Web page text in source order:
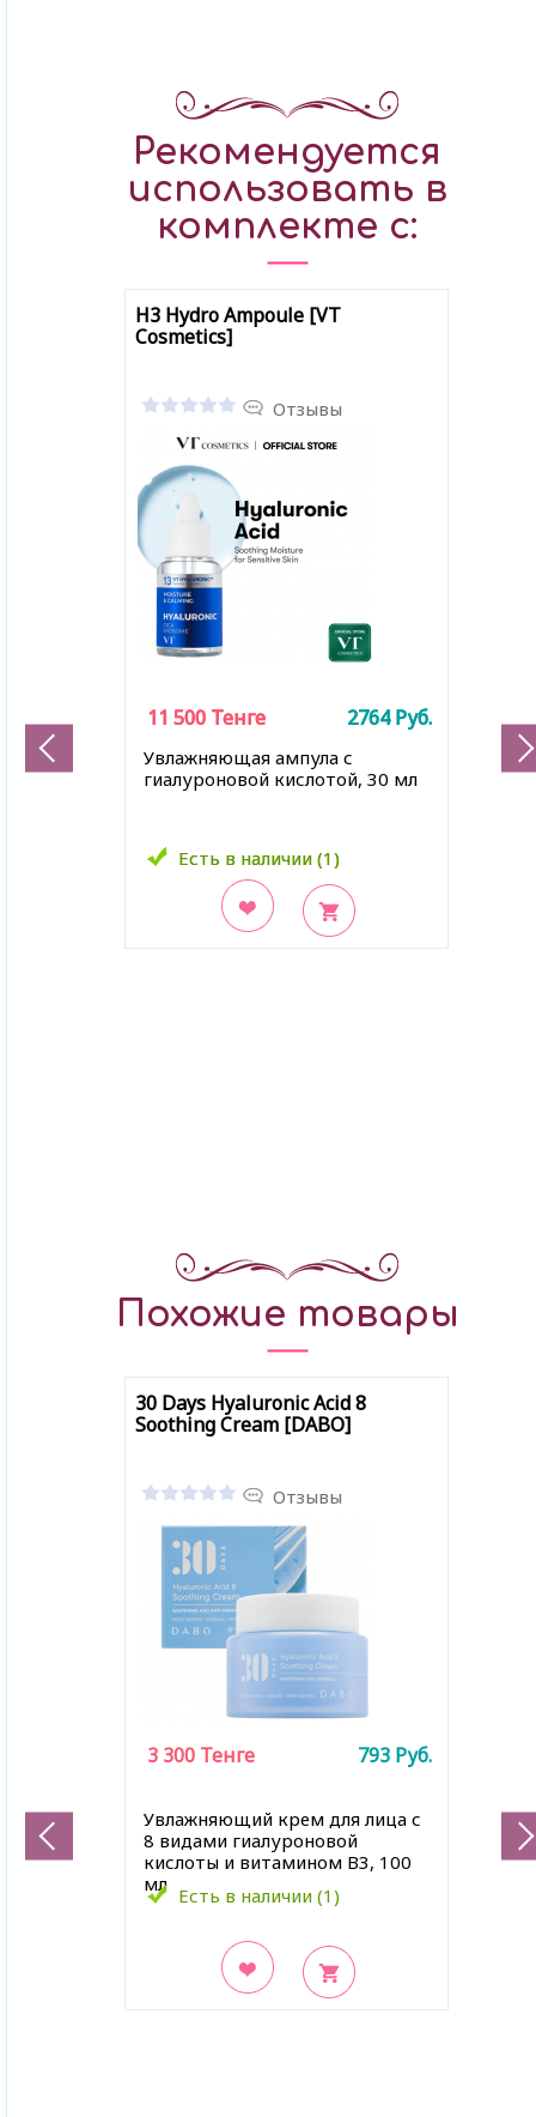
Рекомендуется
использовать в
комплекте с:
H3 Hydro Ampoule [VT
Cosmetics]
Отзывы
Увлажняющая ампула с
гиалуроновой кислотой, 30 мл
Есть в наличии (1)
11 500 Тенге 2764Руб.
Есть в наличии (1)
11 500 Тенге 2764Руб.
Похожие товары
30 Days Hyaluronic Acid 8
Soothing Cream [DABO]
Отзывы
Увлажняющий крем для лица с
8 видами гиалуроновой
кислоты и витамином B3, 100
мл Есть в наличии (1)
3 300 Тенге 793 Руб.